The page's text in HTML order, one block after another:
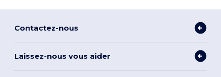
Contactez-nous
Laissez-nous vous aider